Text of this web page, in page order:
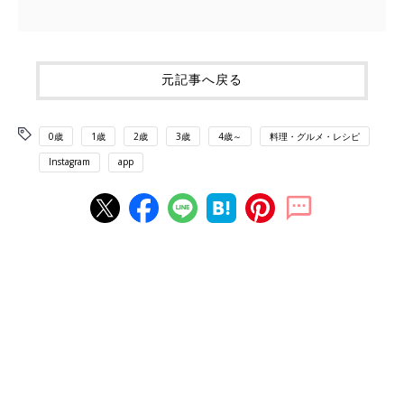
元記事へ戻る
0歳 1歳 2歳 3歳 4歳～ 料理・グルメ・レシピ
Instagram app